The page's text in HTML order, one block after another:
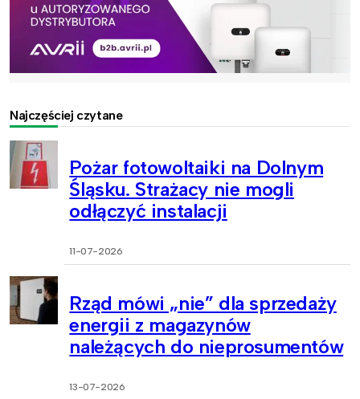
Najczęściej czytane
Pożar fotowoltaiki na Dolnym
Śląsku. Strażacy nie mogli
odłączyć instalacji
11-07-2026
Rząd mówi „nie” dla sprzedaży
energii z magazynów
należących do nieprosumentów
13-07-2026